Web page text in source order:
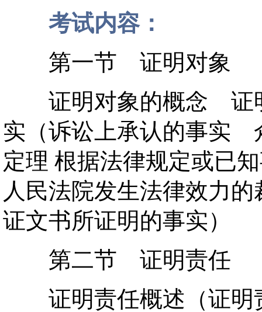
考试内容：
第一节 证明对象
证明对象的概念 证
实（诉讼上承认的事实
定理 根据法律规定或已
人民法院发生法律效力
证文书所证明的事实）
第二节 证明责任
证明责任概述（证明